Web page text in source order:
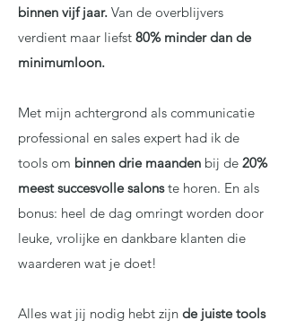
binnen vijf jaar. Van de overblijvers
verdient maar liefst 80% minder dan de
minimumloon.
Met mijn achtergrond als communicatie
professional en sales expert had ik de
tools om binnen drie maanden bij de 20%
meest succesvolle salonste horen. En als
bonus: heel de dag omringt worden door
leuke, vrolijke en dankbare klanten die
waarderen wat je doet!
Alles wat jij nodig hebt zijn de juiste tools